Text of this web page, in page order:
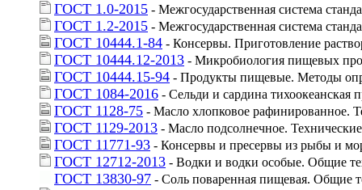
ГОСТ 1.0-2015 - Межгосударственная система
ГОСТ 1.2-2015 - Межгосударственная система
ГОСТ 10444.1-84 - Консервы. Приготовление
ГОСТ 10444.12-2013 - Микробиология пищевых
ГОСТ 10444.15-94 - Продукты пищевые. Методы
ГОСТ 1084-2016 - Сельди и сардина тихоокеанская
ГОСТ 1128-75 - Масло хлопковое рафинированное.
ГОСТ 1129-2013 - Масло подсолнечное.
ГОСТ 11771-93 - Консервы и пресервы из рыбы и
ГОСТ 12712-2013 - Водки и водки особые. Общие
ГОСТ 13830-97 - Соль поваренная пищевая. Общие